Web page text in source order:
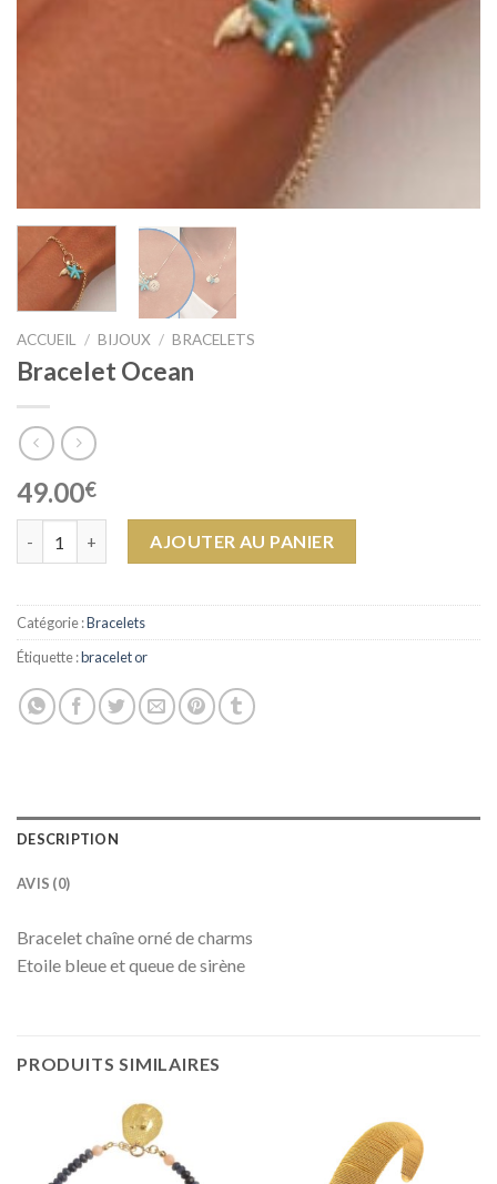
ACCUEIL / BIJOUX / BRACELETS
Bracelet Ocean
49.00€
AJOUTER AU PANIER
Catégorie :Bracelets
Étiquette :bracelet or
DESCRIPTION
AVIS (0)
Bracelet chaîne orné de charms
Etoile bleue et queue de sirène
PRODUITS SIMILAIRES